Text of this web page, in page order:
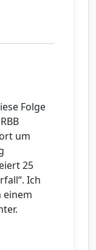
Folge
um
25
Ich
einem